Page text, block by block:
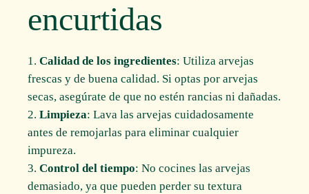
encurtidas
Calidad de los ingredientes: Utiliza arvejas
frescas y de buena calidad. Si optas por arvejas
secas, asegúrate de que no estén rancias ni dañadas.
Limpieza: Lava las arvejas cuidadosamente
antes de remojarlas para eliminar cualquier
impureza.
Control del tiempo: No cocines las arvejas
demasiado, ya que pueden perder su textura